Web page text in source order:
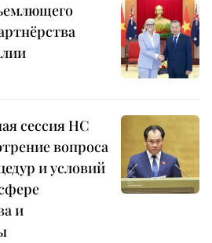
сессия НС
вопроса
и условий
и